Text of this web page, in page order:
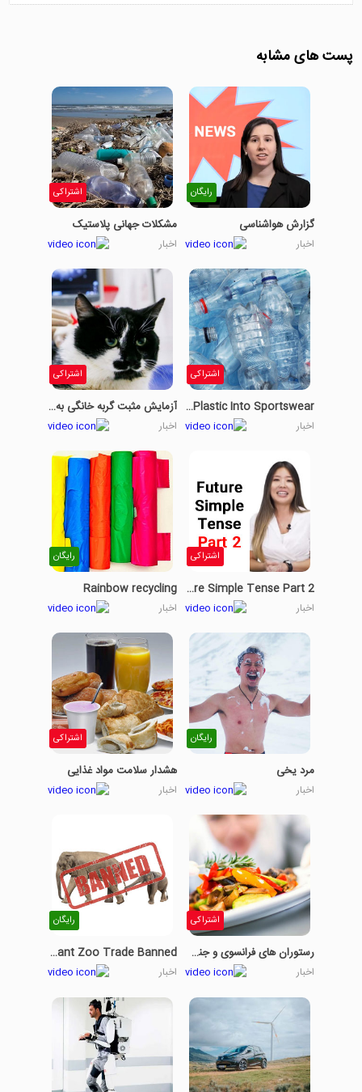
پست های مشابه
رایگان
گزارش هواشناسی
اخبار
اشتراکی
مشکلات جهانی پلاستیک
اخبار
اشتراکی
Turning Plastic Into Sportswear
اخبار
اشتراکی
آزمایش مثبت گربه خانگی به ویروس کرونا
اخبار
اشتراکی
Future Simple Tense Part 2
اخبار
رایگان
Rainbow recycling
اخبار
رایگان
مرد یخی
اخبار
اشتراکی
هشدار سلامت مواد غذایی
اخبار
اشتراکی
رستوران های فرانسوی و جنگ با تغییرات آب و هوایی
اخبار
رایگان
Baby Elephant Zoo Trade Banned
اخبار